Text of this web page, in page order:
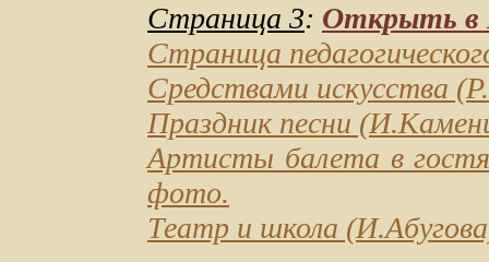
Страница 3: Открыть в
Страница
Средствами искусства
Праздник песни
Артисты балета в
фото.
Театр и школа